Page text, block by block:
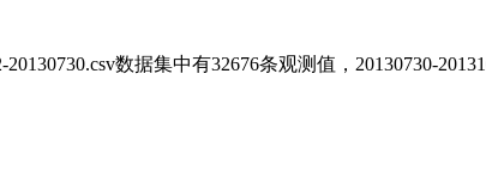
20130730.csv数据集中有32676条观测值 ，20130730-